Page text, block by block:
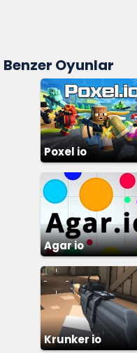
Benzer Oyunlar
Poxel io
Agar io
Krunker io